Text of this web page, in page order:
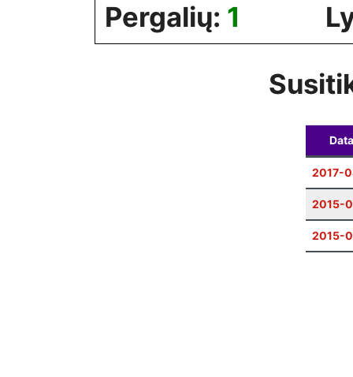
Pergalių: 1
Data
2017-
2015-
2015-